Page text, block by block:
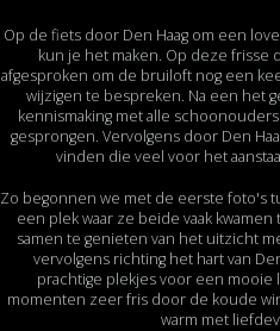
Op de fiets door Den Haag om een
kun je het maken. Op deze frisse
afgesproken om de bruiloft nog een
wijzigen te bespreken. Na een het
kennismaking met alle
gesprongen. Vervolgens door Den
vinden die veel voor het
Zo begonnen we met de eerste foto's
een plek waar ze beide vaak
samen te genieten van het uitzicht
vervolgens richting het hart van
prachtige plekjes voor een mooie
momenten zeer fris door de koude
warm met